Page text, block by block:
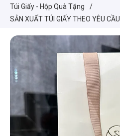
Túi Giấy - Hộp Quà Tặng
/
SẢN XUẤT TÚI GIẤY THEO YÊU